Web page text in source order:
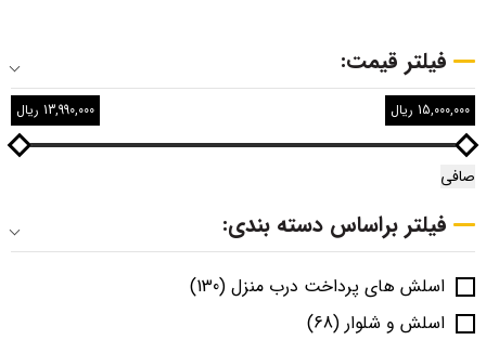
فیلتر قیمت:
صافی
13,990,000 ریال 15,000,000 ریال
فیلتر براساس دسته بندی:
اسلش های پرداخت درب منزل (130)
اسلش و شلوار (68)